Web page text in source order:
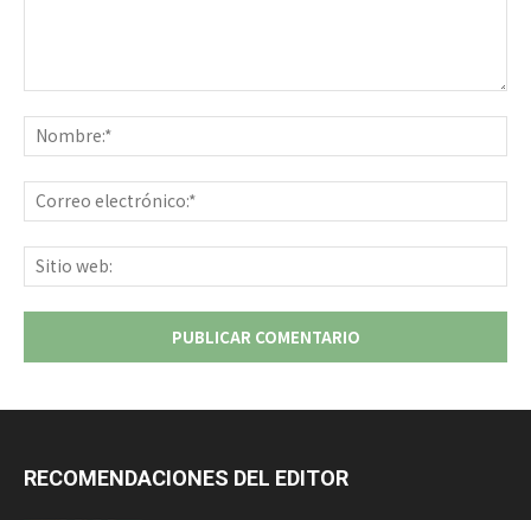
RECOMENDACIONES DEL EDITOR